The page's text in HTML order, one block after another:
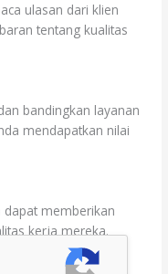
ulasan dari klien
tentang kualitas
bandingkan layanan
mendapatkan nilai
memberikan
kerja mereka.